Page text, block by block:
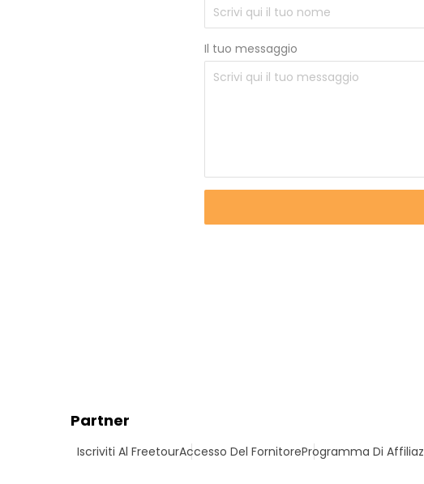
Il tuo messaggio
Partner
Iscriviti Al FreetourAccesso Del FornitoreProgramma Di